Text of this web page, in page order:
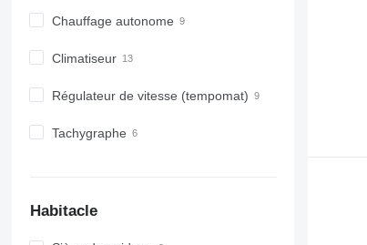
Chauffage autonome
Climatiseur
Régulateur de vitesse (tempomat)
Tachygraphe
Habitacle